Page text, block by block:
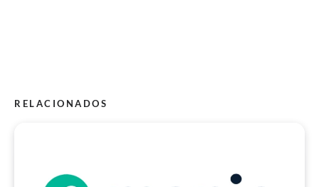
RELACIONADOS